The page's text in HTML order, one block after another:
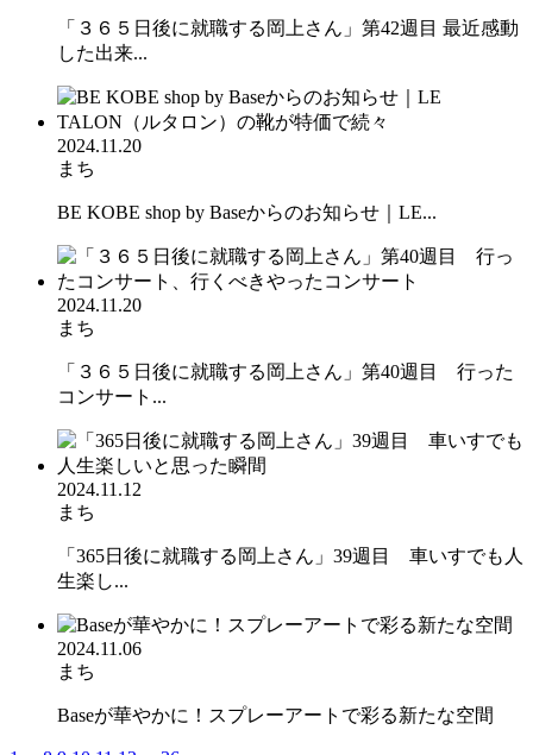
「３６５日後に就職する岡上さん」第42週目 最近感動
した出来...
2024.11.20
まち
BE KOBE shop by Baseからのお知らせ｜LE...
2024.11.20
まち
「３６５日後に就職する岡上さん」第40週目 行った
コンサート...
2024.11.12
まち
「365日後に就職する岡上さん」39週目 車いすでも人
生楽し...
2024.11.06
まち
Baseが華やかに！スプレーアートで彩る新たな空間